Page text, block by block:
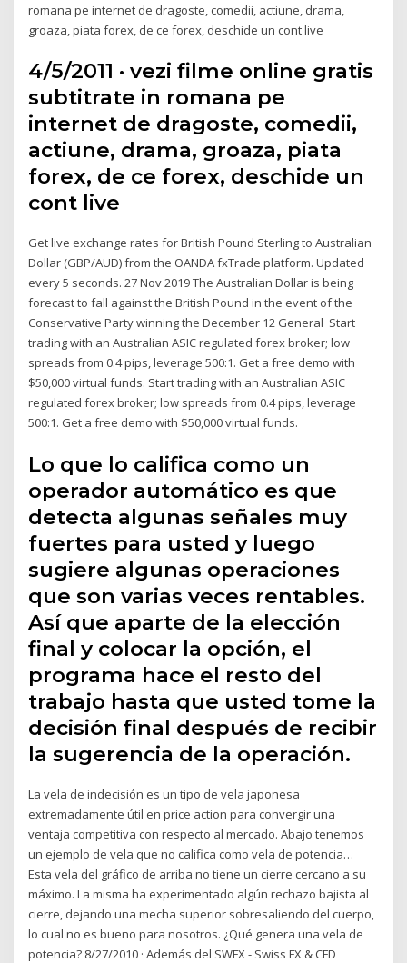
romana pe internet de dragoste, comedii, actiune, drama,
groaza, piata forex, de ce forex, deschide un cont live
4/5/2011 · vezi filme online gratis
subtitrate in romana pe
internet de dragoste, comedii,
actiune, drama, groaza, piata
forex, de ce forex, deschide un
cont live
Get live exchange rates for British Pound Sterling to Australian
Dollar (GBP/AUD) from the OANDA fxTrade platform. Updated
every 5 seconds. 27 Nov 2019 The Australian Dollar is being
forecast to fall against the British Pound in the event of the
Conservative Party winning the December 12 General Start
trading with an Australian ASIC regulated forex broker; low
spreads from 0.4 pips, leverage 500:1. Get a free demo with
$50,000 virtual funds. Start trading with an Australian ASIC
regulated forex broker; low spreads from 0.4 pips, leverage
500:1. Get a free demo with $50,000 virtual funds.
Lo que lo califica como un
operador automático es que
detecta algunas señales muy
fuertes para usted y luego
sugiere algunas operaciones
que son varias veces rentables.
Así que aparte de la elección
final y colocar la opción, el
programa hace el resto del
trabajo hasta que usted tome la
decisión final después de recibir
la sugerencia de la operación.
La vela de indecisión es un tipo de vela japonesa
extremadamente útil en price action para convergir una
ventaja competitiva con respecto al mercado. Abajo tenemos
un ejemplo de vela que no califica como vela de potencia…
Esta vela del gráfico de arriba no tiene un cierre cercano a su
máximo. La misma ha experimentado algún rechazo bajista al
cierre, dejando una mecha superior sobresaliendo del cuerpo,
lo cual no es bueno para nosotros. ¿Qué genera una vela de
potencia? 8/27/2010 · Además del SWFX - Swiss FX & CFD